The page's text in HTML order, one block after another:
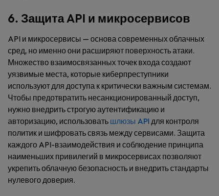
6. Защита API и микросервисов
API и микросервисы — основа современных облачных
сред, но именно они расширяют поверхность атаки.
Множество взаимосвязанных точек входа создают
уязвимые места, которые киберпреступники
используют для доступа к критически важным системам.
Чтобы предотвратить несанкционированный доступ,
нужно внедрить строгую аутентификацию и
авторизацию, использовать шлюзы API для контроля
политик и шифровать связь между сервисами. Защита
каждого API-взаимодействия и соблюдение принципа
наименьших привилегий в микросервисах позволяют
укрепить облачную безопасность и внедрить стандарты
нулевого доверия.